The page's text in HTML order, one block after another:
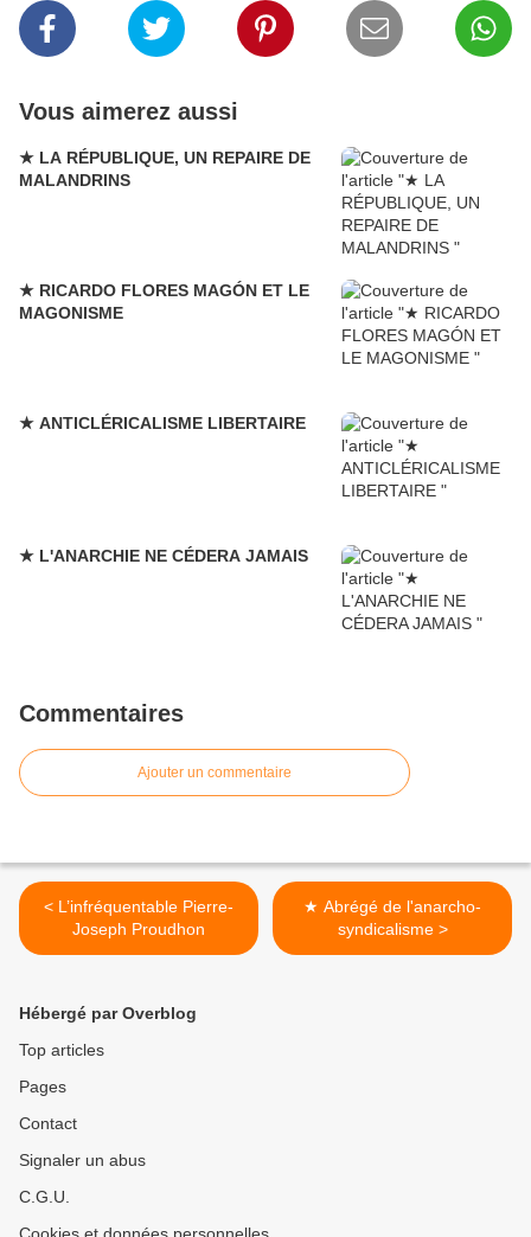
Vous aimerez aussi
★ LA RÉPUBLIQUE, UN REPAIRE DE
MALANDRINS
★ RICARDO FLORES MAGÓN ET LE
MAGONISME
★ ANTICLÉRICALISME LIBERTAIRE
★ L'ANARCHIE NE CÉDERA JAMAIS
Commentaires
Ajouter un commentaire
< L’infréquentable Pierre-
Joseph Proudhon
★ Abrégé de l'anarcho-
syndicalisme >
Hébergé par Overblog
Top articles
Pages
Contact
Signaler un abus
C.G.U.